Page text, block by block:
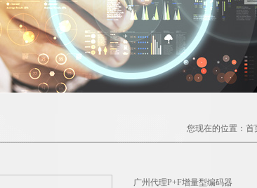
您现在的位置： 首
广州代理P+F增量型编码器